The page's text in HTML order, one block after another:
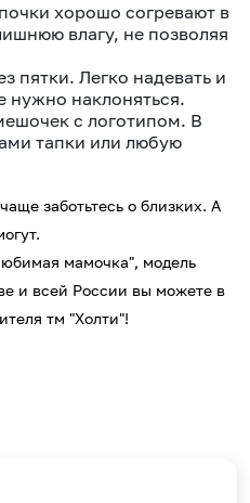
хорошо согревают в
влагу, не позволяя
пятки. Легко надевать и
нужно наклоняться.
с логотипом. В
тапки или любую
заботьтесь о близких. А
мамочка", модель
и всей России вы можете в
тм "Холти"!